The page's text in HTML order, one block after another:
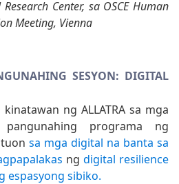
Center, sa OSCE Human
Meeting, Vienna
SESYON: DIGITAL
ng ALLATRA sa mga
programa ng
sa mga digital na banta sa
ng digital resilience
espasyong sibiko.